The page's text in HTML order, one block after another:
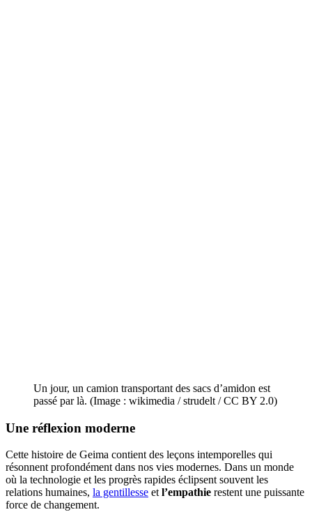
Un jour, un camion transportant des sacs d’amidon est
passé par là. (Image : wikimedia / strudelt / CC BY 2.0)
Une réflexion moderne
Cette histoire de Geima contient des leçons intemporelles qui
résonnent profondément dans nos vies modernes. Dans un monde
où la technologie et les progrès rapides éclipsent souvent les
relations humaines, la gentillesse et l’empathie restent une puissante
force de changement.